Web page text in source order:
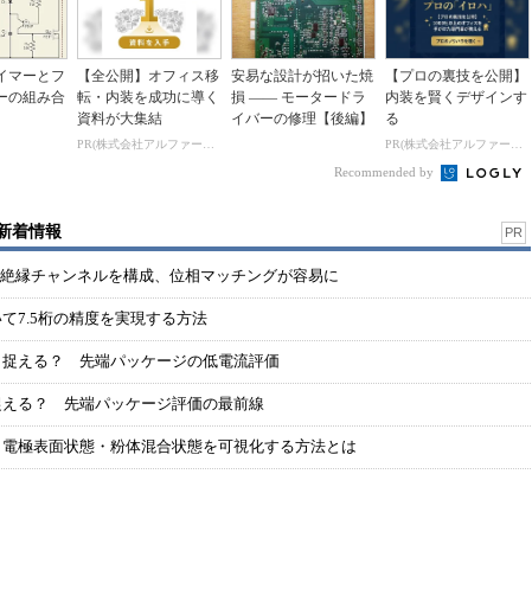
マーとフ
の組み合
【全公開】オフィス移
転・内装を成功に導く
資料が大集結
PR(株式会社アルファーテクノ)
安易な設計が招いた焼
損 ―― モータードラ
イバーの修理【後編】
【プロの裏技を公開】
内装を賢くデザインす
る
PR(株式会社アルファーテクノ)
Recommended by
着情報 PR
縁チャンネルを構成、位相マッチングが容易に
7.5桁の精度を実現する方法
える？ 先端パッケージの低電流評価
る？ 先端パッケージ評価の最前線
極表面状態・粉体混合状態を可視化する方法とは